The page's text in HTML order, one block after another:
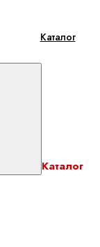
Каталог
Каталог